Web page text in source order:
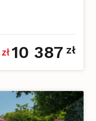
zł 10 387 zł